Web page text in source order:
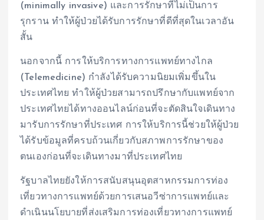
(minimally invasive) และการรักษาที่ไม่เป็นการ
รุกราน ทำให้ผู้ป่วยได้รับการรักษาที่ดีที่สุดในเวลาอัน
สั้น
นอกจากนี้ การให้บริการทางการแพทย์ทางไกล
(Telemedicine) กำลังได้รับความนิยมเพิ่มขึ้นใน
ประเทศไทย ทำให้ผู้ป่วยสามารถปรึกษากับแพทย์จาก
ประเทศไทยได้ทางออนไลน์ก่อนที่จะตัดสินใจเดินทาง
มารับการรักษาที่ประเทศ การให้บริการนี้ช่วยให้ผู้ป่วย
ได้รับข้อมูลที่ครบถ้วนเกี่ยวกับสภาพการรักษาของ
ตนเองก่อนที่จะเดินทางมาที่ประเทศไทย
รัฐบาลไทยยังให้การสนับสนุนอุตสาหกรรมการท่อง
เที่ยวทางการแพทย์ด้วยการเสนอวีซ่าการแพทย์และ
ดำเนินนโยบายที่ส่งเสริมการท่องเที่ยวทางการแพทย์